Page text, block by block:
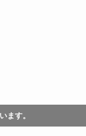
ます。